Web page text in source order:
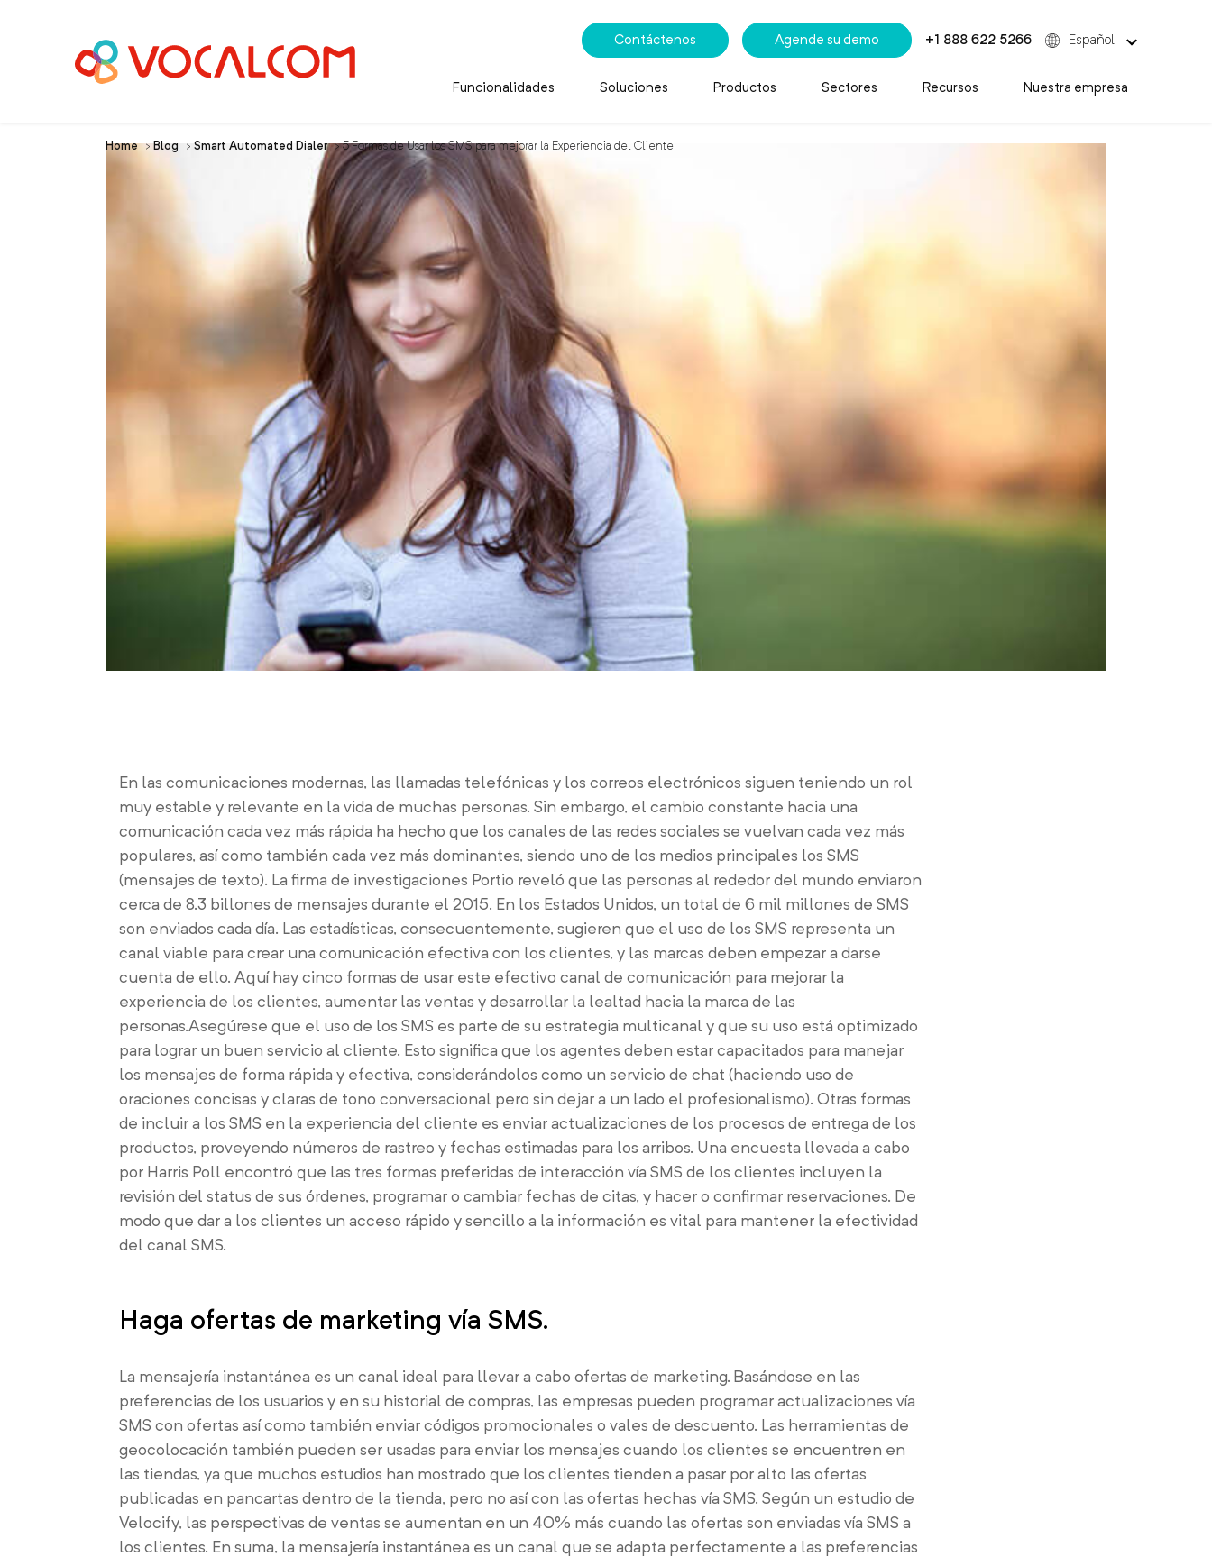
Contáctenos Agende su demo +1 888 622 5266 Español
Funcionalidades Soluciones Productos Sectores Recursos Nuestra empresa
Home > Blog > Smart Automated Dialer > 5 Formas de Usar los SMS para mejorar la Experiencia del Cliente
5 Formas de Usar los SMS para mejorar la Experiencia del
Cliente
En las comunicaciones modernas, las llamadas telefónicas y los correos electrónicos siguen teniendo un rol
muy estable y relevante en la vida de muchas personas. Sin embargo, el cambio constante hacia una
comunicación cada vez más rápida ha hecho que los canales de las redes sociales se vuelvan cada vez más
populares, así como también cada vez más dominantes, siendo uno de los medios principales los SMS
(mensajes de texto). La firma de investigaciones Portio reveló que las personas al rededor del mundo enviaron
cerca de 8.3 billones de mensajes durante el 2015. En los Estados Unidos, un total de 6 mil millones de SMS
son enviados cada día. Las estadísticas, consecuentemente, sugieren que el uso de los SMS representa un
canal viable para crear una comunicación efectiva con los clientes, y las marcas deben empezar a darse
cuenta de ello. Aquí hay cinco formas de usar este efectivo canal de comunicación para mejorar la
experiencia de los clientes, aumentar las ventas y desarrollar la lealtad hacia la marca de las
personas.Asegúrese que el uso de los SMS es parte de su estrategia multicanal y que su uso está optimizado
para lograr un buen servicio al cliente. Esto significa que los agentes deben estar capacitados para manejar
los mensajes de forma rápida y efectiva, considerándolos como un servicio de chat (haciendo uso de
oraciones concisas y claras de tono conversacional pero sin dejar a un lado el profesionalismo). Otras formas
de incluir a los SMS en la experiencia del cliente es enviar actualizaciones de los procesos de entrega de los
productos, proveyendo números de rastreo y fechas estimadas para los arribos. Una encuesta llevada a cabo
por Harris Poll encontró que las tres formas preferidas de interacción vía SMS de los clientes incluyen la
revisión del status de sus órdenes, programar o cambiar fechas de citas, y hacer o confirmar reservaciones. De
modo que dar a los clientes un acceso rápido y sencillo a la información es vital para mantener la efectividad
del canal SMS.
Haga ofertas de marketing vía SMS.
La mensajería instantánea es un canal ideal para llevar a cabo ofertas de marketing. Basándose en las
preferencias de los usuarios y en su historial de compras, las empresas pueden programar actualizaciones vía
SMS con ofertas así como también enviar códigos promocionales o vales de descuento. Las herramientas de
geocolocación también pueden ser usadas para enviar los mensajes cuando los clientes se encuentren en
las tiendas, ya que muchos estudios han mostrado que los clientes tienden a pasar por alto las ofertas
publicadas en pancartas dentro de la tienda, pero no así con las ofertas hechas vía SMS. Según un estudio de
Velocify, las perspectivas de ventas se aumentan en un 40% más cuando las ofertas son enviadas vía SMS a
los clientes. En suma, la mensajería instantánea es un canal que se adapta perfectamente a las preferencias